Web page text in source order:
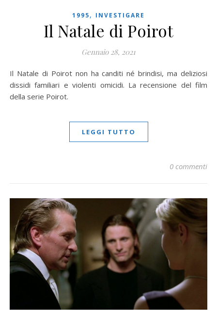
1995, INVESTIGARE
Il Natale di Poirot
Gennaio 28, 2021
Il Natale di Poirot non ha canditi né brindisi, ma deliziosi
dissidi familiari e violenti omicidi. La recensione del film
della serie Poirot.
LEGGI TUTTO
0 commenti